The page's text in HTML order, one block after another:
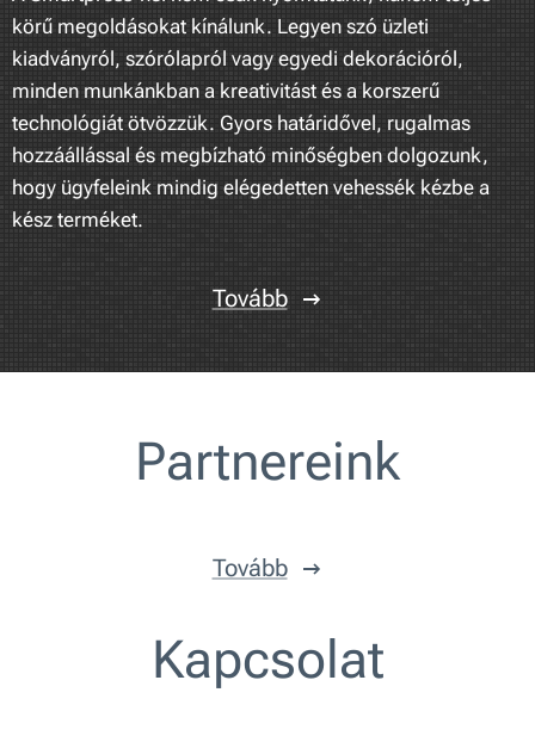
körű megoldásokat kínálunk. Legyen szó üzleti
kiadványról, szórólapról vagy egyedi dekorációról,
minden munkánkban a kreativitást és a korszerű
technológiát ötvözzük. Gyors határidővel, rugalmas
hozzáállással és megbízható minőségben dolgozunk,
hogy ügyfeleink mindig elégedetten vehessék kézbe a
kész terméket.
Tovább
Partnereink
Tovább
Kapcsolat